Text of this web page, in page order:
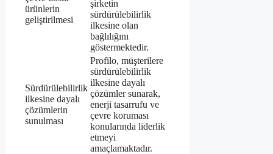
ürünlerin
geliştirilmesi
şirketin
sürdürülebilirlik
ilkesine olan
bağlılığını
göstermektedir.
Sürdürülebilirlik
ilkesine dayalı
çözümlerin
sunulması
Profilo, müşterilere
sürdürülebilirlik
ilkesine dayalı
çözümler sunarak,
enerji tasarrufu ve
çevre koruması
konularında liderlik
etmeyi
amaçlamaktadır.